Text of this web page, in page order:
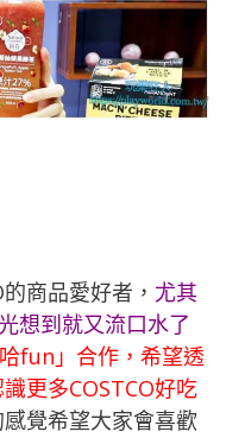
商品愛好者， 尤其
想到就又流口水了
fun 」合作，希望透
更多COSTCO好吃
覺希望大家會喜歡